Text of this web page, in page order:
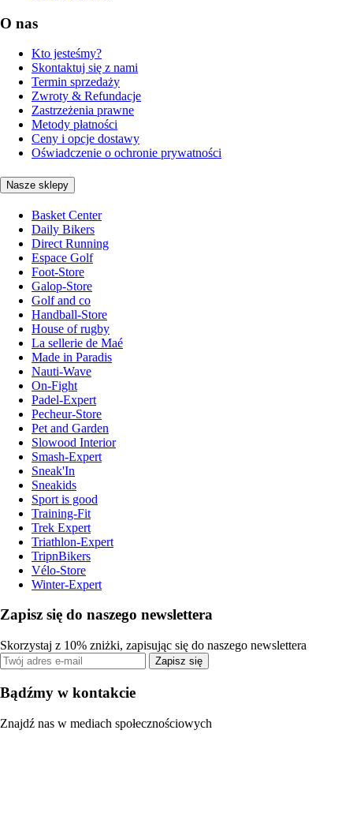
O nas
Kto jesteśmy?
Skontaktuj się z nami
Termin sprzedaży
Zwroty & Refundacje
Zastrzeżenia prawne
Metody płatności
Ceny i opcje dostawy
Oświadczenie o ochronie prywatności
Nasze sklepy
Basket Center
Daily Bikers
Direct Running
Espace Golf
Foot-Store
Galop-Store
Golf and co
Handball-Store
House of rugby
La sellerie de Maé
Made in Paradis
Nauti-Wave
On-Fight
Padel-Expert
Pecheur-Store
Pet and Garden
Slowood Interior
Smash-Expert
Sneak'In
Sneakids
Sport is good
Training-Fit
Trek Expert
Triathlon-Expert
TripnBikers
Vélo-Store
Winter-Expert
Zapisz się do naszego newslettera
Skorzystaj z 10% zniżki, zapisując się do naszego newslettera
Zapisz się
Bądźmy w kontakcie
Znajdź nas w mediach społecznościowych